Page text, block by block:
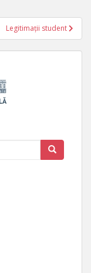
Legitimații student